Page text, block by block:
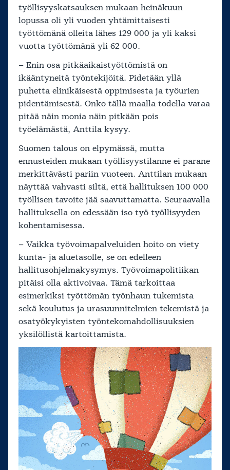
työllisyyskatsauksen mukaan heinäkuun
lopussa oli yli vuoden yhtämittaisesti
työttömänä olleita lähes 129 000 ja yli kaksi
vuotta työttömänä yli 62 000.
– Enin osa pitkäaikaistyöttömistä on
ikääntyneitä työntekijöitä. Pidetään yllä
puhetta elinikäisestä oppimisesta ja työurien
pidentämisestä. Onko tällä maalla todella varaa
pitää näin monia näin pitkään pois
työelämästä, Anttila kysyy.
Suomen talous on elpymässä, mutta
ennusteiden mukaan työllisyystilanne ei parane
merkittävästi pariin vuoteen. Anttilan mukaan
näyttää vahvasti siltä, että hallituksen 100 000
työllisen tavoite jää saavuttamatta. Seuraavalla
hallituksella on edessään iso työ työllisyyden
kohentamisessa.
– Vaikka työvoimapalveluiden hoito on viety
kunta- ja aluetasolle, se on edelleen
hallitusohjelmakysymys. Työvoimapolitiikan
pitäisi olla aktivoivaa. Tämä tarkoittaa
esimerkiksi työttömän työnhaun tukemista
sekä koulutus ja urasuunnitelmien tekemistä ja
osatyökykyisten työntekomahdollisuuksien
yksilöllistä kartoittamista.